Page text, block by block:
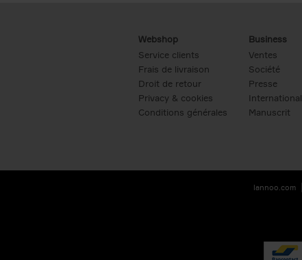
Webshop
Service clients
Frais de livraison
Droit de retour
Privacy & cookies
Conditions générales
Business
Ventes
Société
Presse
International
Manuscrit
lannoo.com